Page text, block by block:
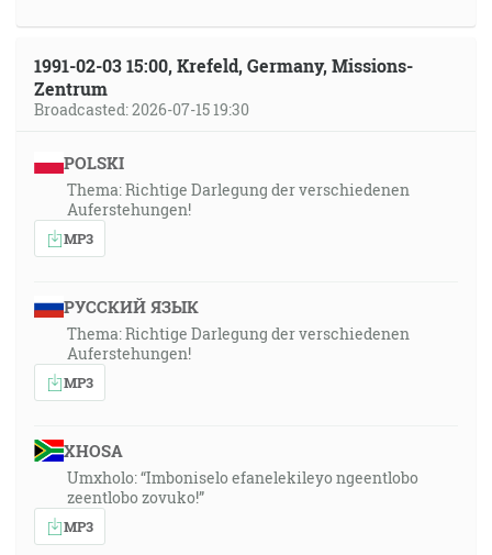
1991-02-03 15:00, Krefeld, Germany, Missions-
Zentrum
Broadcasted: 2026-07-15 19:30
POLSKI
Thema: Richtige Darlegung der verschiedenen
Auferstehungen!
MP3
РУССКИЙ ЯЗЫК
Thema: Richtige Darlegung der verschiedenen
Auferstehungen!
MP3
XHOSA
Umxholo: “Imboniselo efanelekileyo ngeentlobo
zeentlobo zovuko!”
MP3